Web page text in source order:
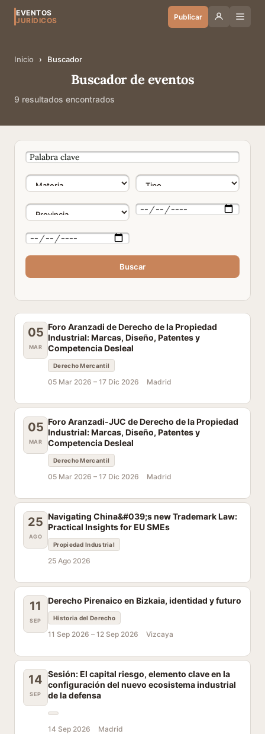
EVENTOS
JURÍDICOS
Publicar
Inicio › Buscador
Buscador de eventos
9 resultados encontrados
Buscar
05
MAR
Foro Aranzadi de Derecho de la Propiedad
Industrial: Marcas, Diseño, Patentes y
Competencia Desleal
Derecho Mercantil
05 Mar 2026 – 17 Dic 2026 Madrid
05
MAR
Foro Aranzadi-JUC de Derecho de la Propiedad
Industrial: Marcas, Diseño, Patentes y
Competencia Desleal
Derecho Mercantil
05 Mar 2026 – 17 Dic 2026 Madrid
25
AGO
Navigating China&#039;s new Trademark Law:
Practical Insights for EU SMEs
Propiedad Industrial
25 Ago 2026
11
SEP
Derecho Pirenaico en Bizkaia, identidad y futuro
Historia del Derecho
11 Sep 2026 – 12 Sep 2026 Vizcaya
14
SEP
Sesión: El capital riesgo, elemento clave en la
configuración del nuevo ecosistema industrial
de la defensa
14 Sep 2026 Madrid